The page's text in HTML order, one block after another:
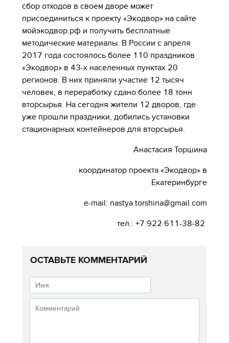
сбор отходов в своем дворе может
присоединиться к проекту «Экодвор» на сайте
мойэкодвор.рф и получить бесплатные
методические материалы. В России с апреля
2017 года состоялось более 110 праздников
«Экодвор» в 43-х населенных пунктах 20
регионов. В них приняли участие 12 тысяч
человек, в переработку сдано более 18 тонн
вторсырья. На сегодня жители 12 дворов, где
уже прошли праздники, добились установки
стационарных контейнеров для вторсырья.
Анастасия Торшина
координатор проекта «Экодвор» в
Екатеринбурге
e-mail: nastya.torshina@gmail.com
тел.: +7 922 611-38-82
ОСТАВЬТЕ КОММЕНТАРИЙ